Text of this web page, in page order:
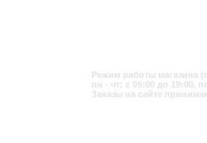
Режим работы магазина
пн - чт: с 09:00 до 19:00,
Заказы на сайте